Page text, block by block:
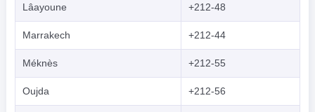
Lâayoune +212-48
Marrakech +212-44
Méknès +212-55
Oujda +212-56